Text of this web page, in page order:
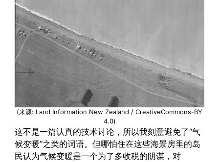
(来源: Land Information New Zealand / CreativeCommons-BY
4.0)
这不是一篇认真的技术讨论，所以我刻意避免了“气
候变暖”之类的词语。但哪怕住在这些海景房里的岛
民认为气候变暖是一个为了多收税的阴谋，对